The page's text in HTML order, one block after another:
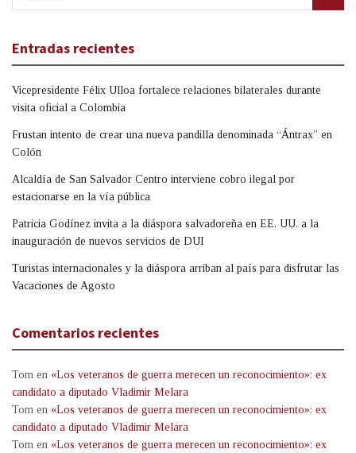
Entradas recientes
Vicepresidente Félix Ulloa fortalece relaciones bilaterales durante
visita oficial a Colombia
Frustan intento de crear una nueva pandilla denominada “Ántrax” en
Colón
Alcaldía de San Salvador Centro interviene cobro ilegal por
estacionarse en la vía pública
Patricia Godínez invita a la diáspora salvadoreña en EE. UU. a la
inauguración de nuevos servicios de DUI
Turistas internacionales y la diáspora arriban al país para disfrutar las
Vacaciones de Agosto
Comentarios recientes
Tom en «Los veteranos de guerra merecen un reconocimiento»: ex
candidato a diputado Vladimir Melara
Tom en «Los veteranos de guerra merecen un reconocimiento»: ex
candidato a diputado Vladimir Melara
Tom en «Los veteranos de guerra merecen un reconocimiento»: ex